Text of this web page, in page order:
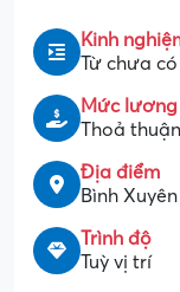
Kinh
Từ chưa
Mức lương
Thoả thuận
Địa điểm
Bình Xuyên
Trình độ
Tuỳ vị trí